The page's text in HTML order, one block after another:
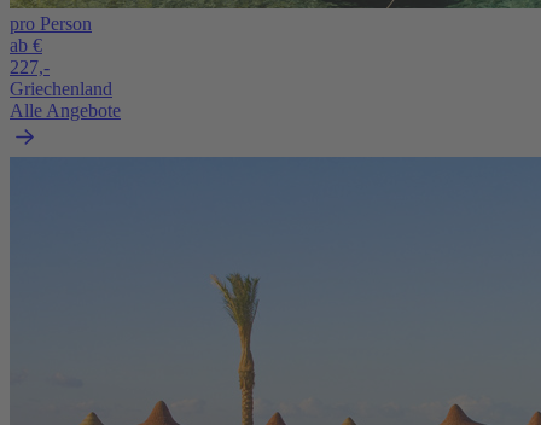
pro Person
ab €
227,-
Griechenland
Alle Angebote